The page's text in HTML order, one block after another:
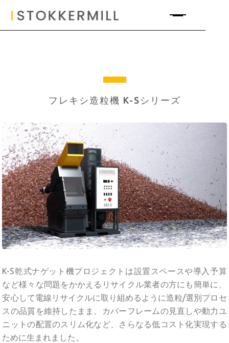
フレキシ造粒機 K-Sシリーズ
K-S乾式ナゲット機プロジェクトは設置スペースや導入予算
など様々な問題をかかえるリサイクル業者の方にも簡単に、
安心して電線リサイクルに取り組めるように造粒/選別プロセ
スの品質を維持したまま、カバーフレームの見直しや動力ユ
ニットの配置のスリム化など、さらなる低コスト化実現する
ために生まれました。